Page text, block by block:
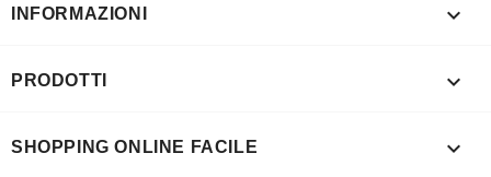
INFORMAZIONI 
PRODOTTI 
SHOPPING ONLINE FACILE 